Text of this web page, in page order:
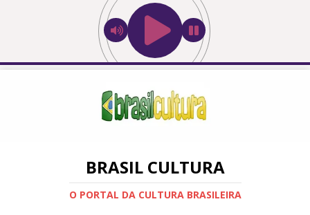
BRASIL CULTURA
O PORTAL DA CULTURA BRASILEIRA